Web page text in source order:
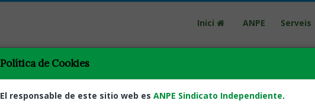
Inici ANPE Serveis
Política de Cookies
El responsable de este sitio web es ANPE Sindicato Independiente.